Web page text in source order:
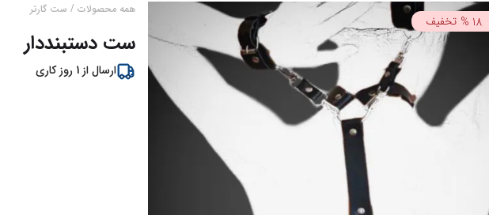
18
% تخفیف
همه محصولات / ست گارتر
ست دستبنددار
ارسال از 1 روز کاری